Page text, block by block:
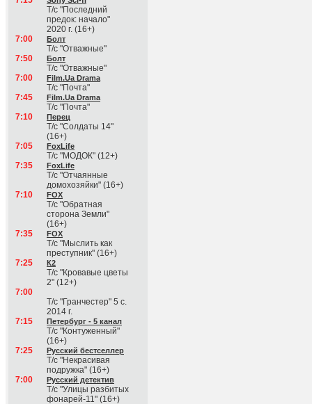
Т/с "Последний
предок: начало"
2020 г. (16+)
7:00
Болт
Т/с "Отважные"
7:50
Болт
Т/с "Отважные"
7:00
Film.Ua Drama
Т/с "Почта"
7:45
Film.Ua Drama
Т/с "Почта"
7:10
Перец
Т/с "Солдаты 14"
(16+)
7:05
FoxLife
Т/с "МОДОК" (12+)
7:35
FoxLife
Т/с "Отчаянные
домохозяйки" (16+)
7:10
FOX
Т/с "Обратная
сторона Земли"
(16+)
7:35
FOX
Т/с "Мыслить как
преступник" (16+)
7:25
К2
Т/с "Кровавые цветы
2" (12+)
7:00
Т/с "Гранчестер" 5 с.
2014 г.
7:15
Петербург - 5 канал
Т/с "Контуженный"
(16+)
7:25
Русский бестселлер
Т/с "Некрасивая
подружка" (16+)
7:00
Русский детектив
Т/с "Улицы разбитых
фонарей-11" (16+)